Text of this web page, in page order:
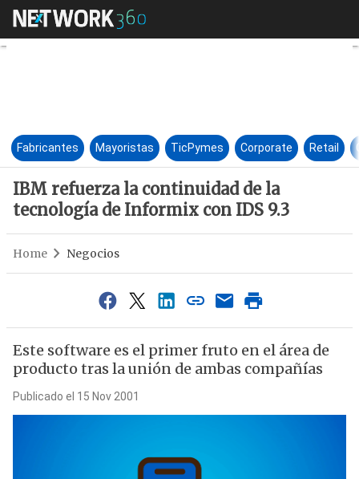
IBM refuerza la continuidad
Fabricantes Mayoristas TicPymes Corporate Retail
IBM refuerza la continuidad de la
tecnología de Informix con IDS 9.3
Home Negocios
Este software es el primer fruto en el área de
producto tras la unión de ambas compañías
Publicado el 15 Nov 2001